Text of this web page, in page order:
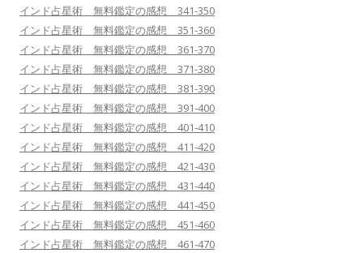
インド占星術 無料鑑定の感想 341-350
インド占星術 無料鑑定の感想 351-360
インド占星術 無料鑑定の感想 361-370
インド占星術 無料鑑定の感想 371-380
インド占星術 無料鑑定の感想 381-390
インド占星術 無料鑑定の感想 391-400
インド占星術 無料鑑定の感想 401-410
インド占星術 無料鑑定の感想 411-420
インド占星術 無料鑑定の感想 421-430
インド占星術 無料鑑定の感想 431-440
インド占星術 無料鑑定の感想 441-450
インド占星術 無料鑑定の感想 451-460
インド占星術 無料鑑定の感想 461-470